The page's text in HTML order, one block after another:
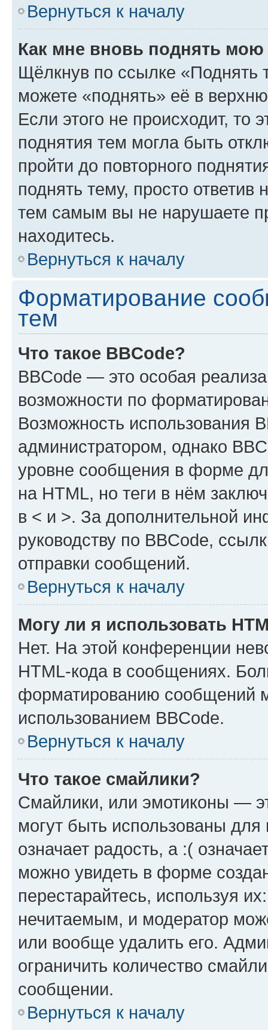
Вернуться к началу
Как мне вновь поднять мою
Щёлкнув по ссылке «Поднять
можете «поднять» её в
Если этого не происходит, то
поднятия тем могла быть
пройти до повторного
поднять тему, просто ответив
тем самым вы не нарушаете
находитесь.
Вернуться к началу
Форматирование
тем
Что такое BBCode?
BBCode — это особая
возможности по
Возможность использования
администратором, однако
уровне сообщения в форме
на HTML, но теги в нём
в < и >. За дополнительной
руководству по BBCode,
отправки сообщений.
Вернуться к началу
Могу ли я использовать
Нет. На этой конференции
HTML-кода в сообщениях.
форматированию сообщений
использованием BBCode.
Вернуться к началу
Что такое смайлики?
Смайлики, или эмотиконы —
могут быть использованы
означает радость, а :(
можно увидеть в форме
перестарайтесь, используя
нечитаемым, и модератор
или вообще удалить его.
ограничить количество
сообщении.
Вернуться к началу